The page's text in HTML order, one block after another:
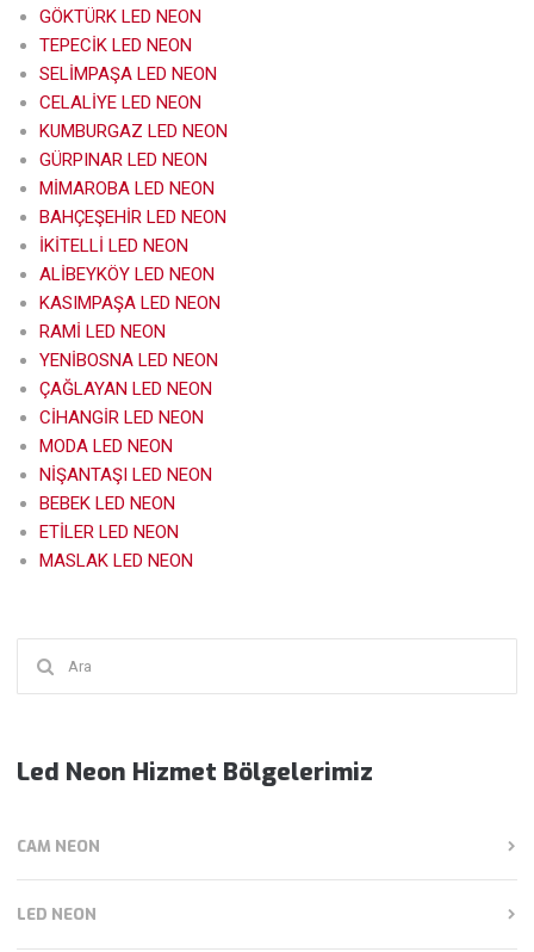
GÖKTÜRK LED NEON
TEPECİK LED NEON
SELİMPAŞA LED NEON
CELALİYE LED NEON
KUMBURGAZ LED NEON
GÜRPINAR LED NEON
MİMAROBA LED NEON
BAHÇEŞEHİR LED NEON
İKİTELLİ LED NEON
ALİBEYKÖY LED NEON
KASIMPAŞA LED NEON
RAMİ LED NEON
YENİBOSNA LED NEON
ÇAĞLAYAN LED NEON
CİHANGİR LED NEON
MODA LED NEON
NİŞANTAŞI LED NEON
BEBEK LED NEON
ETİLER LED NEON
MASLAK LED NEON
ara:
Led Neon Hizmet Bölgelerimiz
CAM NEON
LED NEON